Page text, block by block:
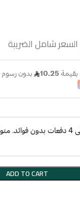
السعر شامل الضريبة
ADD TO CART